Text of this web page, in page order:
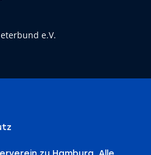
e.V.